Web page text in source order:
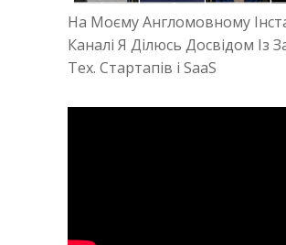
На Моєму Англомовному
Каналі Я Ділюсь Досвідом Із
Тех. Стартапів і SaaS